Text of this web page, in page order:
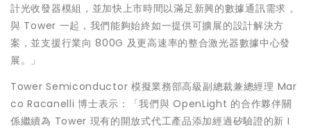
計光收發器模組，並加快上市時間以滿足新興的數據通訊需求 。
與 Tower 一起，我們能夠始終如一提供可擴展的設計解決方
案，並支援行業向 800G 及更高速率的整合激光器數據中心發
展。」
Tower Semiconductor 模擬業務部高級副總裁兼總經理 Mar
co Racanelli 博士表示：「我們與 OpenLight 的合作夥伴關
係繼續為 Tower 現有的開放式代工產品添加經過矽驗證的新 I